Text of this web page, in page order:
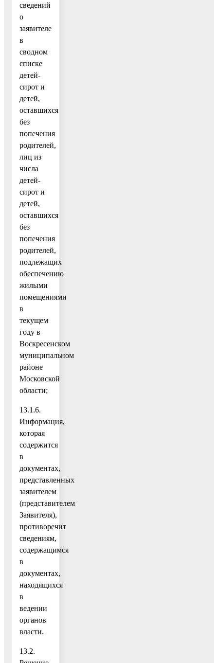
сведений
о
заявителе
в
сводном
списке
детей-
сирот и
детей,
оставшихся
без
попечения
родителей,
лиц из
числа
детей-
сирот и
детей,
оставшихся
без
попечения
родителей,
подлежащих
обеспечению
жилыми
помещениями
в
текущем
году в
Воскресенском
муниципальном
районе
Московской
области;
13.1.6.
Информация,
которая
содержится
в
документах,
представленных
заявителем
(представителем
Заявителя),
противоречит
сведениям,
содержащимся
в
документах,
находящихся
в
ведении
органов
власти.
13.2.